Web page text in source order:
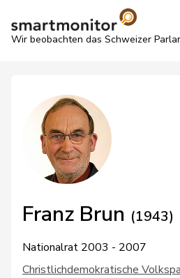
Wir beobachten das Schweizer
Franz Brun (1943)
Nationalrat 2003 - 2007
Christlichdemokratische